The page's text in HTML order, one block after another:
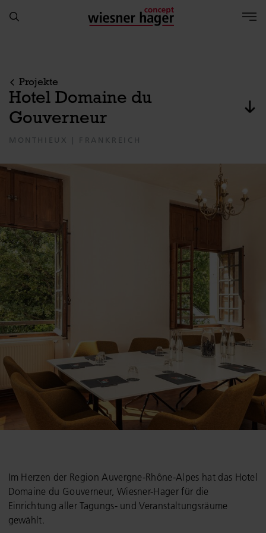
Projekte
Hotel Domaine du
Gouverneur
MONTHIEUX | FRANKREICH
Im Herzen der Region Auvergne-Rhône-Alpes hat das Hotel
Domaine du Gouverneur, Wiesner-Hager für die
Einrichtung aller Tagungs- und Veranstaltungsräume
gewählt.